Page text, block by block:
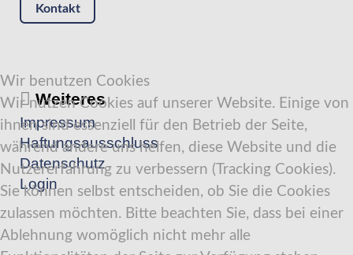
Kontakt
Weiteres
Impressum
Haftungsausschluss
Datenschutz
Login
Wir benutzen Cookies
Wir nutzen Cookies auf unserer Website. Einige von
ihnen sind essenziell für den Betrieb der Seite,
während andere uns helfen, diese Website und die
Nutzererfahrung zu verbessern (Tracking Cookies).
Sie können selbst entscheiden, ob Sie die Cookies
zulassen möchten. Bitte beachten Sie, dass bei einer
Ablehnung womöglich nicht mehr alle